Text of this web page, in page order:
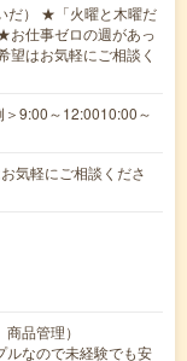
だ） ★「火曜と木曜だ
お仕事ゼロの週があっ
望はお気軽にご相談く
＞9:00～12:0010:00～
気軽にご相談くださ
品管理）
ルなので未経験でも安